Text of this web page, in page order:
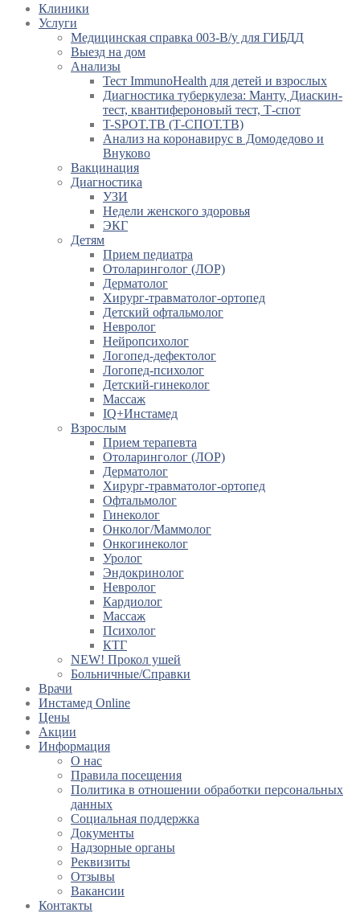
Клиники
Услуги
Медицинская справка 003-В/у для ГИБДД
Выезд на дом
Анализы
Тест ImmunoHealth для детей и взрослых
Диагностика туберкулеза: Манту, Диаскин-
тест, квантифероновый тест, Т-спот
T-SPOT.TB (Т-СПОТ.ТВ)
Анализ на коронавирус в Домодедово и
Внуково
Вакцинация
Диагностика
УЗИ
Недели женского здоровья
ЭКГ
Детям
Прием педиатра
Отоларинголог (ЛОР)
Дерматолог
Хирург-травматолог-ортопед
Детский офтальмолог
Невролог
Нейропсихолог
Логопед-дефектолог
Логопед-психолог
Детский-гинеколог
Массаж
IQ+Инстамед
Взрослым
Прием терапевта
Отоларинголог (ЛОР)
Дерматолог
Хирург-травматолог-ортопед
Офтальмолог
Гинеколог
Онколог/Маммолог
Онкогинеколог
Уролог
Эндокринолог
Невролог
Кардиолог
Массаж
Психолог
КТГ
NEW! Прокол ушей
Больничные/Справки
Врачи
Инстамед Online
Цены
Акции
Информация
О нас
Правила посещения
Политика в отношении обработки персональных
данных
Социальная поддержка
Документы
Надзорные органы
Реквизиты
Отзывы
Вакансии
Контакты